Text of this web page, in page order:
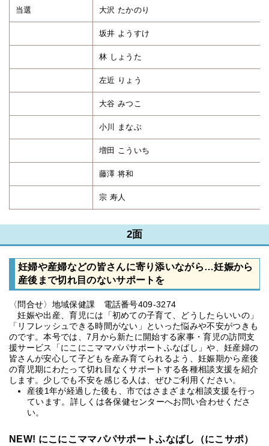
当選 大沢 たかのり
坂井 ようすけ
林 しょうた
左近 りょう
大谷 みつこ
小川 まなぶ
増田 こういち
藤澤 将和
宗 寿人
2面
妊婦や産婦などの皆さんに寄り添いながら…妊娠から
産後まで切れ目のないサポートを
〈問合せ〉地域保健課 電話番号409-3274
妊娠や出産、育児には「初めての子育て、どうしたらいいの」
「リフレッシュできる時間がない」といった悩みや不安がつきも
のです。本号では、7月から新たに開始する家事・育児の訪問支
援サービス「にこにこママパパサポートふなばし」や、妊産婦の
皆さんが安心して子どもを産み育てられるよう、妊娠期から産後
の育児期にわたって切れ目なくサポートする各種相談支援を紹介
します。少しでも不安を感じる人は、ぜひご利用ください。
産後1年が経過した後も、市ではさまざまな相談支援を行っ
ています。詳しくは各保健センターへお問い合わせくださ
い。
NEW! にこにこママパパサポートふなばし（にこサポ）